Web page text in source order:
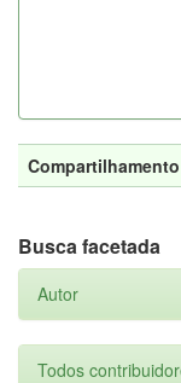
Compartilhamento
Busca facetada
Autor
Todos